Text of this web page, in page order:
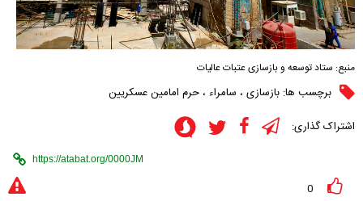
منبع: ستاد توسعه و بازسازی عتبات عالیات
برچسب ها: بازسازی ، سامراء ، حرم امامین عسکریین
اشتراک گذاری:
0